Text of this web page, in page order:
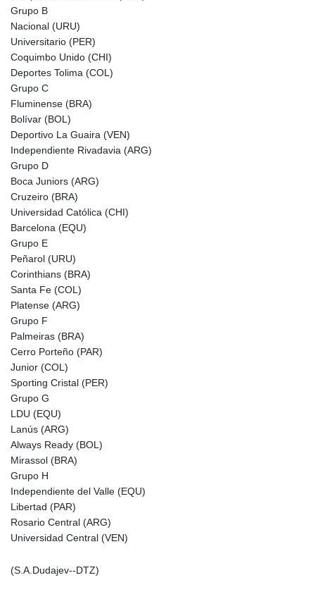
Grupo B
Nacional (URU)
Universitario (PER)
Coquimbo Unido (CHI)
Deportes Tolima (COL)
Grupo C
Fluminense (BRA)
Bolívar (BOL)
Deportivo La Guaira (VEN)
Independiente Rivadavia (ARG)
Grupo D
Boca Juniors (ARG)
Cruzeiro (BRA)
Universidad Católica (CHI)
Barcelona (EQU)
Grupo E
Peñarol (URU)
Corinthians (BRA)
Santa Fe (COL)
Platense (ARG)
Grupo F
Palmeiras (BRA)
Cerro Porteño (PAR)
Junior (COL)
Sporting Cristal (PER)
Grupo G
LDU (EQU)
Lanús (ARG)
Always Ready (BOL)
Mirassol (BRA)
Grupo H
Independiente del Valle (EQU)
Libertad (PAR)
Rosario Central (ARG)
Universidad Central (VEN)
(S.A.Dudajev--DTZ)